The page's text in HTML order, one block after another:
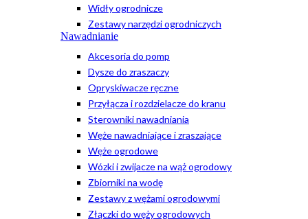
Widły ogrodnicze
Zestawy narzędzi ogrodniczych
Nawadnianie
Akcesoria do pomp
Dysze do zraszaczy
Opryskiwacze ręczne
Przyłącza i rozdzielacze do kranu
Sterowniki nawadniania
Węże nawadniające i zraszające
Węże ogrodowe
Wózki i zwijacze na wąż ogrodowy
Zbiorniki na wodę
Zestawy z wężami ogrodowymi
Złączki do węży ogrodowych